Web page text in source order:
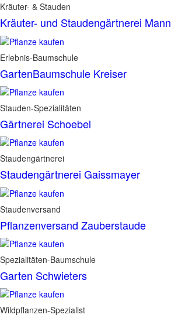
Kräuter- & Stauden
Kräuter- und Staudengärtnerei Mann
Erlebnis-Baumschule
GartenBaumschule Kreiser
Stauden-Spezialitäten
Gärtnerei Schoebel
Staudengärtnerei
Staudengärtnerei Gaissmayer
Staudenversand
Pflanzenversand Zauberstaude
Spezialitäten-Baumschule
Garten Schwieters
Wildpflanzen-Spezialist